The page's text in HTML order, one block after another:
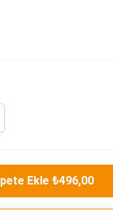
Ekle ₺496,00